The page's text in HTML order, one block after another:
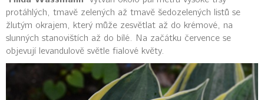
protáhlých, tmavě zelených až tmavě šedozelených listů se
žlutým okrajem, který může zesvětlat až do krémové, na
slunných stanovištích až do bílé. Na začátku července se
objevují levandulově světle fialové květy.